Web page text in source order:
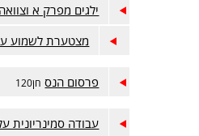
ילגים מפרק א וצוואה
מצטערת לשמוע
פרסום הנס חן120
עבודה סמינריונית